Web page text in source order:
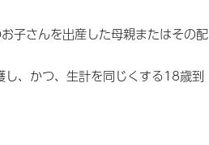
子さんを出産した母親またはその配
、かつ、生計を同じくする18歳到